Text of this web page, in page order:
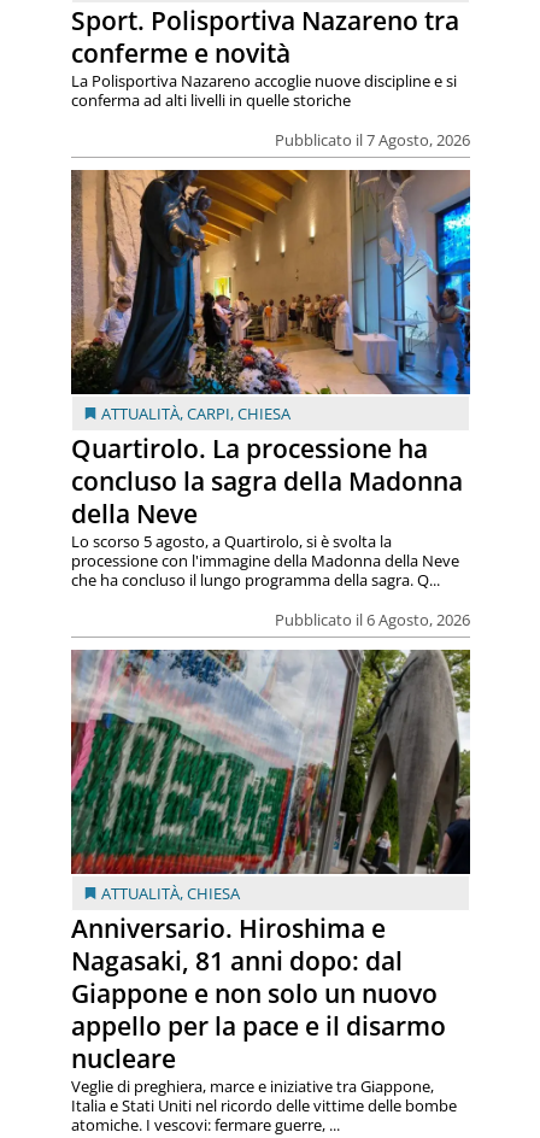
Sport. Polisportiva Nazareno tra
conferme e novità
Pubblicato il 7 Agosto, 2026
La Polisportiva Nazareno accoglie nuove discipline e si
conferma ad alti livelli in quelle storiche
ATTUALITÀ,CARPI,CHIESA
Quartirolo. La processione ha
concluso la sagra della Madonna
della Neve
Pubblicato il 6 Agosto, 2026
Lo scorso 5 agosto, a Quartirolo, si è svolta la
processione con l'immagine della Madonna della Neve
che ha concluso il lungo programma della sagra. Q...
ATTUALITÀ,CHIESA
Anniversario. Hiroshima e
Nagasaki, 81 anni dopo: dal
Giappone e non solo un nuovo
appello per la pace e il disarmo
nucleare
Veglie di preghiera, marce e iniziative tra Giappone,
Italia e Stati Uniti nel ricordo delle vittime delle bombe
atomiche. I vescovi: fermare guerre, ...